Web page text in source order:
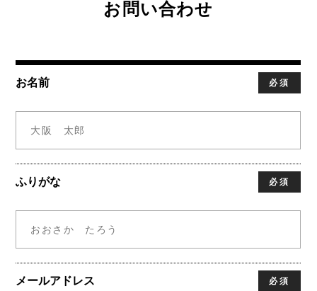
お問い合わせ
お名前 必須
ふりがな 必須
メールアドレス 必須